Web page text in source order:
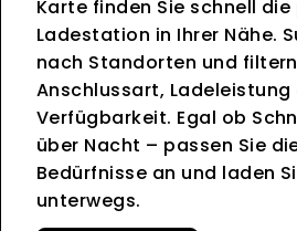
Karte finden Sie schnell
Ladestation in Ihrer Nähe.
nach Standorten und
Anschlussart, Ladeleistung
Verfügbarkeit. Egal ob
über Nacht – passen Sie
Bedürfnisse an und laden
unterwegs.